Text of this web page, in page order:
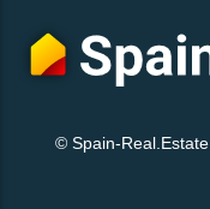
© Spain-